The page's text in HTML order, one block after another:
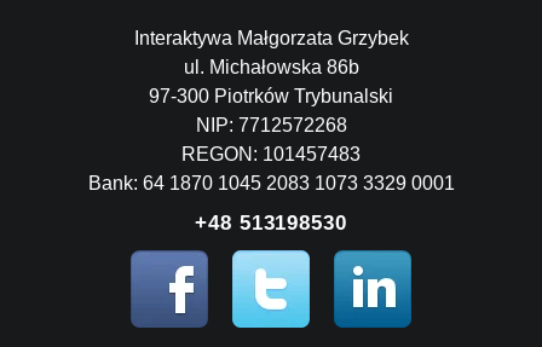
Interaktywa Małgorzata Grzybek
ul. Michałowska 86b
97-300 Piotrków Trybunalski
NIP: 7712572268
REGON: 101457483
Bank: 64 1870 1045 2083 1073 3329 0001
+48 513198530